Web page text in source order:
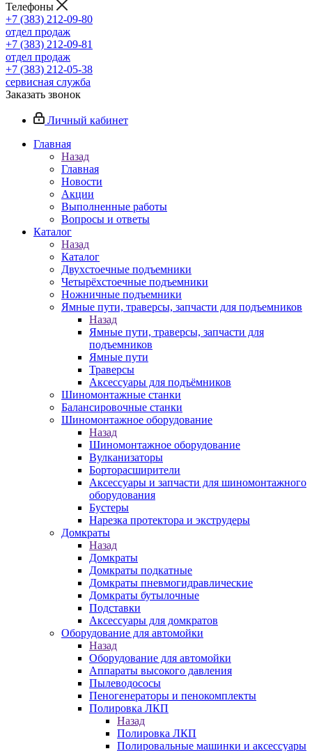
Телефоны
+7 (383) 212-09-80
отдел продаж
+7 (383) 212-09-81
отдел продаж
+7 (383) 212-05-38
сервисная служба
Заказать звонок
Личный кабинет
Главная
Назад
Главная
Новости
Акции
Выполненные работы
Вопросы и ответы
Каталог
Назад
Каталог
Двухстоечные подъемники
Четырёхстоечные подъемники
Ножничные подъемники
Ямные пути, траверсы, запчасти для подъемников
Назад
Ямные пути, траверсы, запчасти для
подъемников
Ямные пути
Траверсы
Аксессуары для подъёмников
Шиномонтажные станки
Балансировочные станки
Шиномонтажное оборудование
Назад
Шиномонтажное оборудование
Вулканизаторы
Борторасширители
Аксессуары и запчасти для шиномонтажного
оборудования
Бустеры
Нарезка протектора и экструдеры
Домкраты
Назад
Домкраты
Домкраты подкатные
Домкраты пневмогидравлические
Домкраты бутылочные
Подставки
Аксессуары для домкратов
Оборудование для автомойки
Назад
Оборудование для автомойки
Аппараты высокого давления
Пылеводососы
Пеногенераторы и пенокомплекты
Полировка ЛКП
Назад
Полировка ЛКП
Полировальные машинки и аксессуары